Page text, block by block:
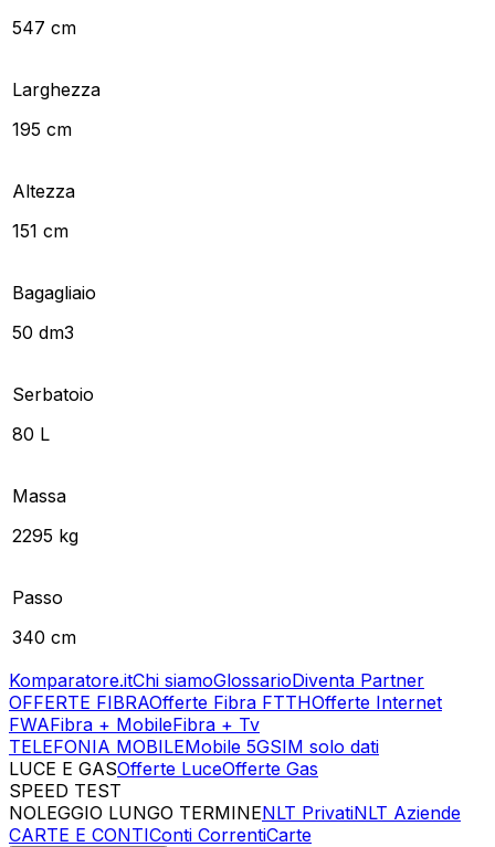
547 cm
Larghezza
195 cm
Altezza
151 cm
Bagagliaio
50 dm3
Serbatoio
80 L
Massa
2295 kg
Passo
340 cm
Komparatore.itChi siamoGlossarioDiventa Partner
OFFERTE FIBRAOfferte Fibra FTTHOfferte Internet
FWAFibra + MobileFibra + Tv
TELEFONIA MOBILEMobile 5GSIM solo dati
LUCE E GASOfferte LuceOfferte Gas
SPEED TEST
NOLEGGIO LUNGO TERMINENLT PrivatiNLT Aziende
CARTE E CONTIConti CorrentiCarte